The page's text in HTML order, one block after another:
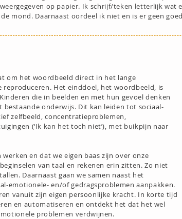
op papier. Ik schrijf/teken letterlijk wat
mond. Daarnaast oordeel ik niet en is er geen
om het woordbeeld direct in het lange
Het einddoel, het woordbeeld, is
die in beelden en met hun gevoel denken
onderwijs. Dit kan leiden tot sociaal-
zelfbeeld, concentratieproblemen,
(‘Ik kan het toch niet’), met buikpijn naar
en dat we eigen baas zijn over onze
van taal en rekenen erin zitten. Zo niet
Daarnaast gaan we samen naast het
emotionele- en/of gedragsproblemen aanpakken.
vanuit zijn eigen persoonlijke kracht. In korte tijd
en automatiseren en ontdekt het dat het wel
problemen verdwijnen.